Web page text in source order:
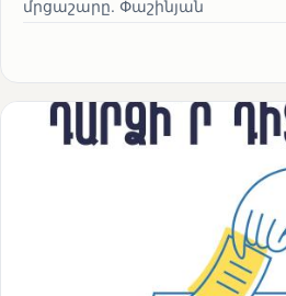
մրցաշարը. Փաշինյան